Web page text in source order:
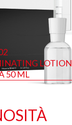
LOTION
50 ML